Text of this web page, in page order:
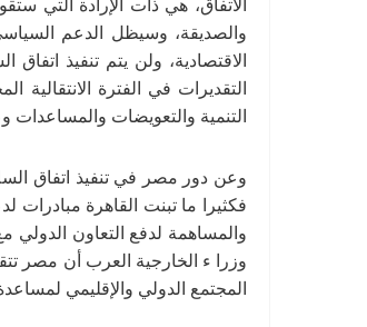
الاتفاق، هي ذات الإرادة التي
والصديقة، وسيظل الدعم
التنمية والتعويضات والمساعدات
وعن دور مصر في تنفيذ اتفاق
فكثيرا ما تبنت القاهرة مبادرات
والمساهمة لدفع التعاون
وزرا ء الخارجية العرب أن مصر
المجتمع الدولي والإقليمي